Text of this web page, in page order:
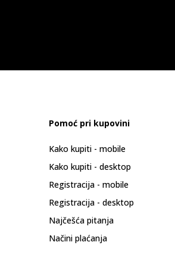
Pomoć pri kupovini
Kako kupiti - mobile
Kako kupiti - desktop
Registracija - mobile
Registracija - desktop
Najčešća pitanja
Načini plaćanja